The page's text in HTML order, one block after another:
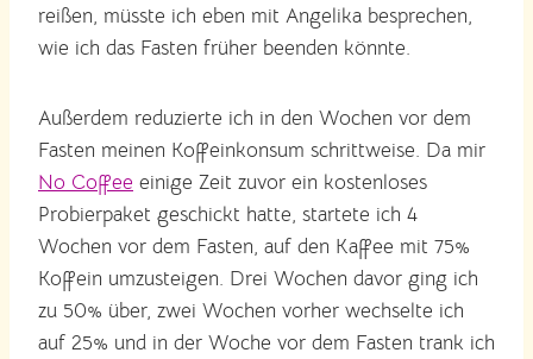
reißen, müsste ich eben mit Angelika besprechen,
wie ich das Fasten früher beenden könnte.
Außerdem reduzierte ich in den Wochen vor dem
Fasten meinen Koffeinkonsum schrittweise. Da mir
No Coffee einige Zeit zuvor ein kostenloses
Probierpaket geschickt hatte, startete ich 4
Wochen vor dem Fasten, auf den Kaffee mit 75%
Koffein umzusteigen. Drei Wochen davor ging ich
zu 50% über, zwei Wochen vorher wechselte ich
auf 25% und in der Woche vor dem Fasten trank ich